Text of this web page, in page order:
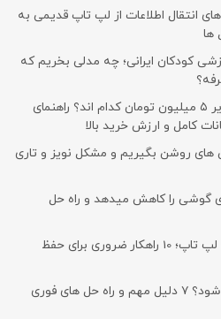
انتقال اطلاعات از لپ تاپ قدیمی به
ها
کودکان ایرانی؛ چه مدلی بخریم که
بهترین ساعت های هوشمند زیر ۵ میلیون تومان کدام اند؟ راهنمای
کامل و ارزش خرید بالا
روشن بگیریم و مشکل نویز و تاری
گوشی را کاهش میدهد و راه حل
آموزش جلوگیری از هک شدن لپ تاپ؛ 10 راهکار ضروری برای حفظ
چرا لپتاپ شما ناگهان کند می شود؟ ۷ دلیل مهم و راه حل های فوری